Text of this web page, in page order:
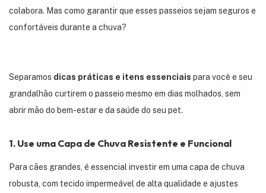
colabora. Mas como garantir que esses passeios sejam seguros e
confortáveis durante a chuva?
Separamos dicas práticas e itens essenciais para você e seu
grandalhão curtirem o passeio mesmo em dias molhados, sem
abrir mão do bem-estar e da saúde do seu pet.
1. Use uma Capa de Chuva Resistente e Funcional
Para cães grandes, é essencial investir em uma capa de chuva
robusta, com tecido impermeável de alta qualidade e ajustes